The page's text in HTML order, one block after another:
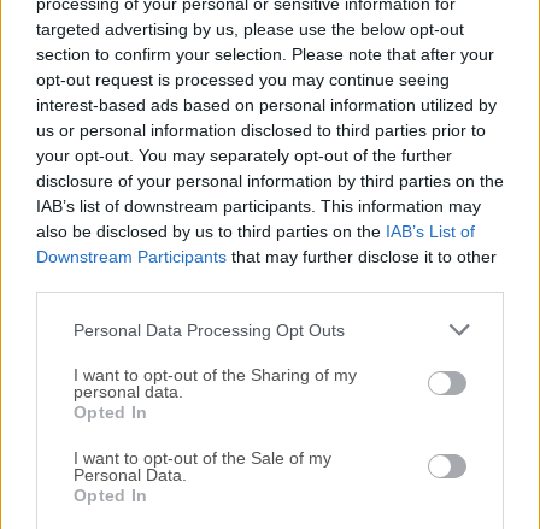
targeted advertising by us, please use the below opt-out
section to confirm your selection. Please note that after your
opt-out request is processed you may continue seeing
interest-based ads based on personal information utilized by
us or personal information disclosed to third parties prior to
your opt-out. You may separately opt-out of the further
disclosure of your personal information by third parties on the
IAB’s list of downstream participants. This information may
also be disclosed by us to third parties on the IAB’s List of
Downstream Participants that may further disclose it to other
Personal Data Processing Opt Outs
I want to opt-out of the Sharing of my
personal data.
Opted In
I want to opt-out of the Sale of my
Personal Data.
Opted In
simplemente hazclic aquí.
Todas las versiones antiguas distribuidas en nuestro
sitio web son completamente libres de virus y están
disponibles para su descarga sin costo alguno.
Nos encantaría saber de ti
háznoslo saber. ¡Valoramos tu opinión!